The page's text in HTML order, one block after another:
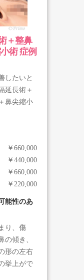
＋整鼻
術 症例
したいと
延長術＋
鼻尖縮小
￥660,000
￥440,000
￥660,000
￥220,000
能性のあ
り、傷
の傾き、
形の左右
挙上がで